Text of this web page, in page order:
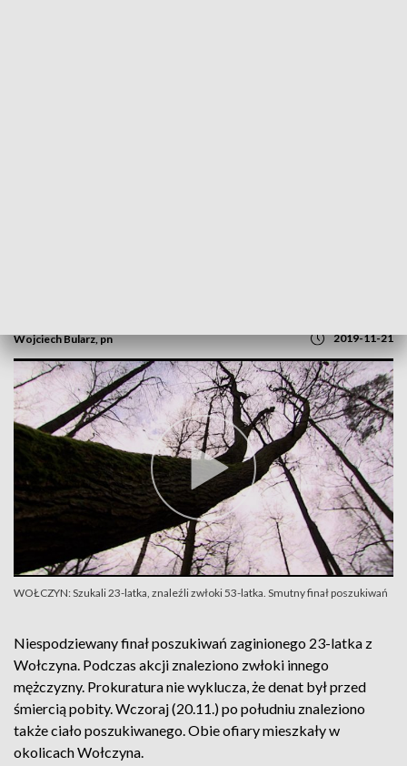
Wojciech Bularz, pn 2019-11-21
WOŁCZYN: Szukali 23-latka, znaleźli zwłoki 53-latka. Smutny finał poszukiwań
Niespodziewany finał poszukiwań zaginionego 23-latka z
Wołczyna. Podczas akcji znaleziono zwłoki innego
mężczyzny. Prokuratura nie wyklucza, że denat był przed
śmiercią pobity. Wczoraj (20.11.) po południu znaleziono
także ciało poszukiwanego. Obie ofiary mieszkały w
okolicach Wołczyna.